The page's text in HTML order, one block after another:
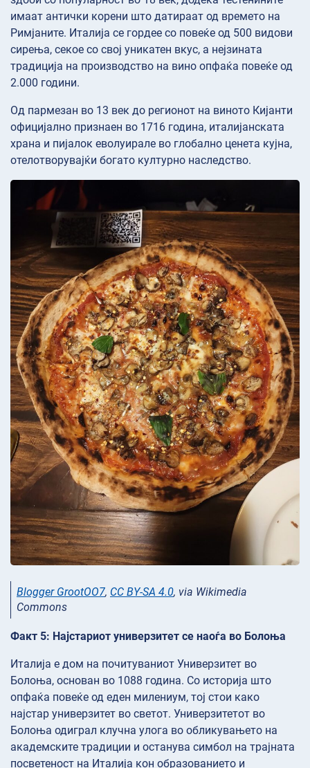
имаат антички корени што датираат од времето на
Римјаните. Италија се гордее со повеќе од 500 видови
сирења, секое со свој уникатен вкус, а нејзината
традиција на производство на вино опфаќа повеќе од
2.000 години.
Од пармезан во 13 век до регионот на виното Кијанти
официјално признаен во 1716 година, италијанската
храна и пијалок еволуирале во глобално ценета кујна,
отелотворувајќи богато културно наследство.
Blogger GrootOO7, CC BY-SA 4.0, via Wikimedia
Commons
Факт 5: Најстариот универзитет се наоѓа во Болоња
Италија е дом на почитуваниот Универзитет во
Болоња, основан во 1088 година. Со историја што
опфаќа повеќе од еден милениум, тој стои како
најстар универзитет во светот. Универзитетот во
Болоња одиграл клучна улога во обликувањето на
академските традиции и останува симбол на трајната
посветеност на Италија кон образованието и